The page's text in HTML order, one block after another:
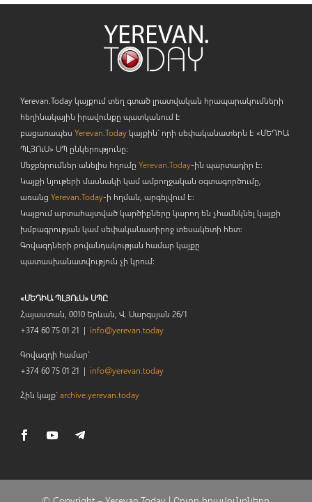
Yerevan.Today կայքում տեղ գտած լրատվական հրապարակումների
հեղինակային իրավունքը պատկանում է
բացառապես Yerevan.Todayկայքին` որի սեփականատերն է «ՄԵԴԻԱ
ՊԼՅՈւՍ» ՍՊ ընկերությունը։
Մեջբերումներ անելիս հղումը Yerevan.Today-ին պարտադիր է:
Կայքի նյութերի մասնակի կամ ամբողջական օգտագործումը,
առանց Yerevan.Today-ի հղման, արգելվում է:
Կայքում արտահայտված կարծիքները կարող են չհամնկնել կայքի
խմբագրության կամ սեփականատիրոջ տեսակետի հետ:
Գովազդների բովանդակության համար կայքը
պատասխանատվություն չի կրում:
«ՄԵԴԻԱ ՊԼՅՈւՍ» ՍՊԸ
Հայաստան, 0010 Երևան, Վ. Սարգսյան 26/1
+374 60 75 01 21 | info@yerevan.today
Գովազդի համար`
+374 60 75 01 21 | info@yerevan.today
Հին կայք`archive.yerevan.today